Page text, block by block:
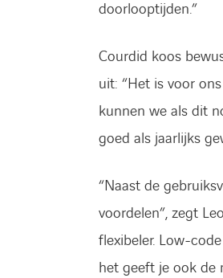
doorlooptijden.”
Courdid koos
uit: “Het is voor
kunnen we als dit
goed als jaar­lijks
“Naast de
voordelen”, zegt
flexibe­ler. Low-
het geeft je ook de